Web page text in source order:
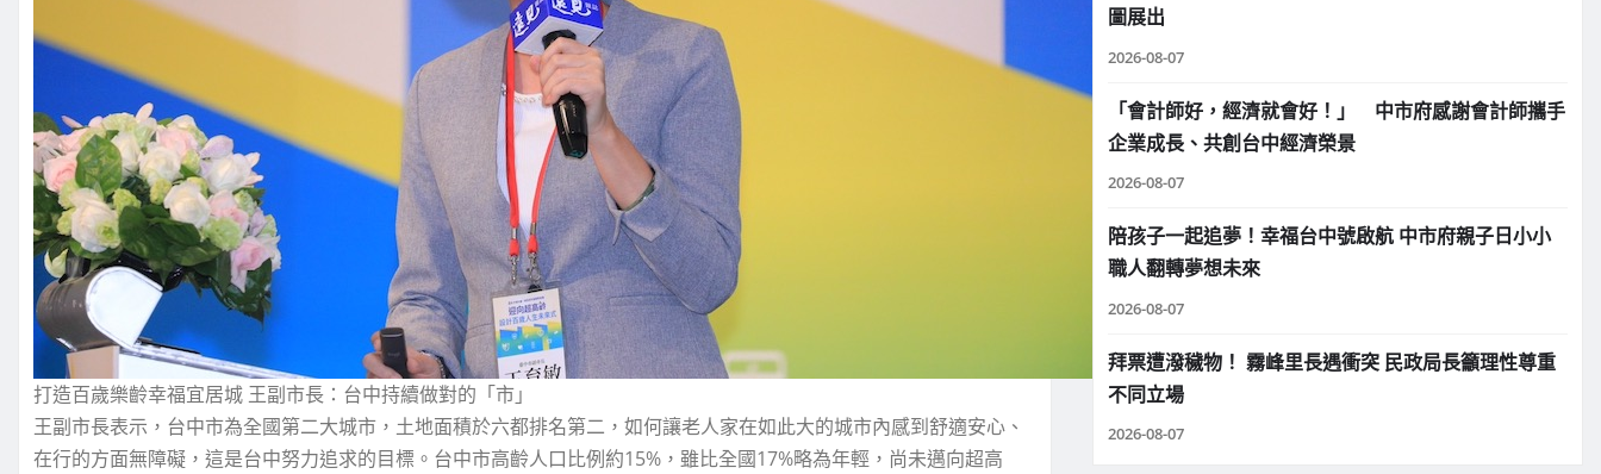
打造百歲樂齡幸福宜居城 王副市長：台中持續做對的「市」
王副市長表示，台中市為全國第二大城市，土地面積於六都排名第二，如何讓老人家在如此大的城市內感到舒適安心、
在行的方面無障礙，這是台中努力追求的目標。台中市高齡人口比例約15%，雖比全國17%略為年輕，尚未邁向超高
圖展出
2026-08-07
「會計師好，經濟就會好！」 中市府感謝會計師攜手
企業成長、共創台中經濟榮景
2026-08-07
陪孩子一起追夢！幸福台中號啟航 中市府親子日小小
職人翻轉夢想未來
2026-08-07
拜票遭潑穢物！ 霧峰里長遇衝突 民政局長籲理性尊重
不同立場
2026-08-07